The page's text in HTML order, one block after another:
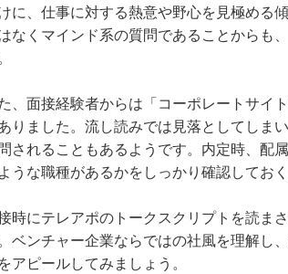
に、仕事に対する熱意や野心を見極める
なくマインド系の質問であることからも
、面接経験者からは「コーポレートサイ
りました。流し読みでは見落としてしま
されることもあるようです。内定時、配
うな職種があるかをしっかり確認しておく
時にテレアポのトークスクリプトを読ま
ベンチャー企業ならではの社風を理解し
アピールしてみましょう。